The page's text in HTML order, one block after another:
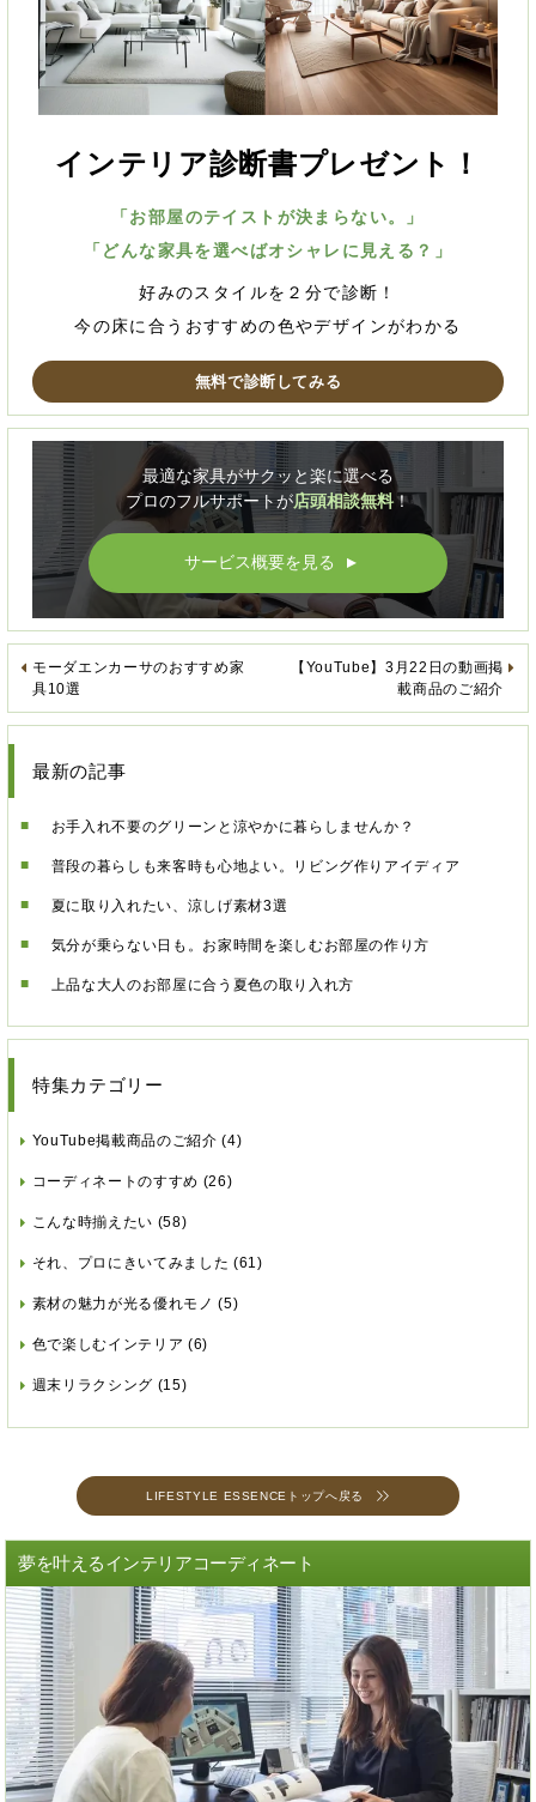
インテリア診断書プレゼント！
「お部屋のテイストが決まらない。」
「どんな家具を選べばオシャレに見える？」
好みのスタイルを２分で診断！
今の床に合うおすすめの色やデザインがわかる
無料で診断してみる
最適な家具がサクッと楽に選べる
プロのフルサポートが店頭相談無料！
サービス概要を見る ▲
【YouTube】3月22日の動画掲
載商品のご紹介
モーダエンカーサのおすすめ家
具10選
最新の記事
お手入れ不要のグリーンと涼やかに暮らしませんか？
普段の暮らしも来客時も心地よい。リビング作りアイディア
夏に取り入れたい、涼しげ素材3選
気分が乗らない日も。お家時間を楽しむお部屋の作り方
上品な大人のお部屋に合う夏色の取り入れ方
特集カテゴリー
YouTube掲載商品のご紹介 (4)
コーディネートのすすめ (26)
こんな時揃えたい (58)
それ、プロにきいてみました (61)
素材の魅力が光る優れモノ (5)
色で楽しむインテリア (6)
週末リラクシング (15)
LIFESTYLE ESSENCEトップへ戻る
夢を叶えるインテリアコーディネート